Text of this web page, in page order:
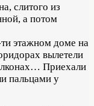
слитого из
а потом
этажном доме на
вылетели
Приехали
пальцами у